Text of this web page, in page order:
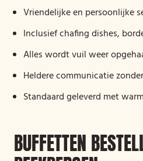
Vriendelijke en persoonlijke
Inclusief chafing dishes,
Alles wordt vuil weer
Heldere communicatie
Standaard geleverd met
BUFFETTEN